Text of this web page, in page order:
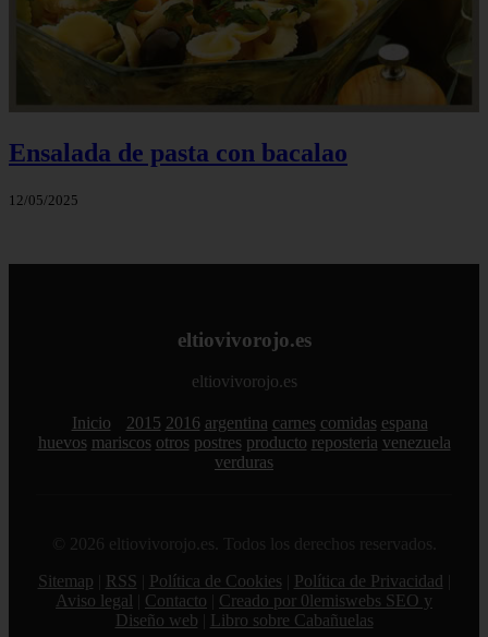
Ensalada de pasta con bacalao
12/05/2025
eltiovivorojo.es
eltiovivorojo.es
Inicio 2015 2016 argentina carnes comidas espana
huevos mariscos otros postres producto reposteria venezuela
verduras
© 2026 eltiovivorojo.es. Todos los derechos reservados.
Sitemap
RSS Política de Cookies Política de Privacidad
Aviso legal
Contacto
Creado por 0lemiswebs SEO y
Diseño web
Libro sobre Cabañuelas